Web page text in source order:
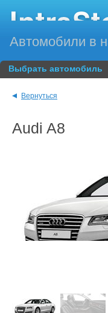
Автомобили в
Выбрать автомобиль
Вернуться
Audi A8